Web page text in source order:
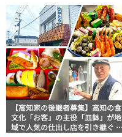
【高知家の後継者募集】高知の食
文化「お客」の主役「皿鉢」が地
域で人気の仕出し店を引き継ぐ 土